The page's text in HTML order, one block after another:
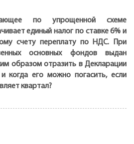
по упрощенной схеме
единый налог по ставке 6% и
счету переплату по НДС. При
основных фондов выдан
образом отразить в Декларации
когда его можно погасить, если
квартал?